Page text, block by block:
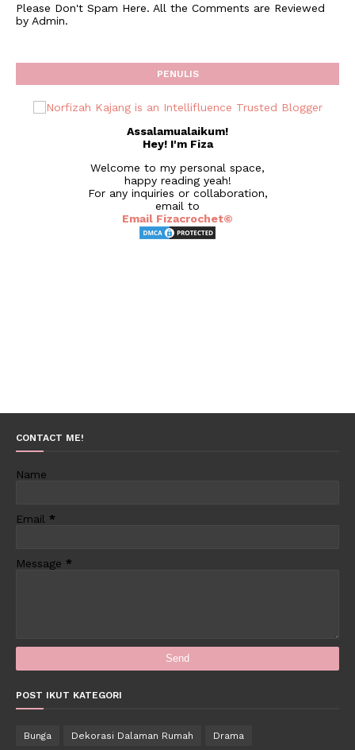
Please Don't Spam Here. All the Comments are Reviewed
by Admin.
PENULIS
Assalamualaikum!
Hey! I'm Fiza
Welcome to my personal space,
happy reading yeah!
For any inquiries or collaboration,
email to
Email Fizacrochet©
CONTACT ME!
Name
Email *
Message *
POST IKUT KATEGORI
Bunga Dekorasi Dalaman Rumah Drama